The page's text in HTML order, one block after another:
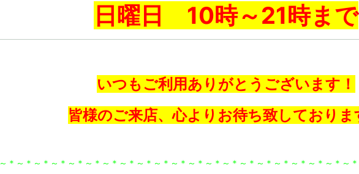
日曜日 10時～21時まで
いつもご利用ありがとうございます！
皆様のご来店、心よりお待ち致しておりま
～＊～＊～＊～＊～＊～＊～＊～＊～＊～＊～＊～＊～＊～＊～＊～＊～＊～＊～＊～＊～